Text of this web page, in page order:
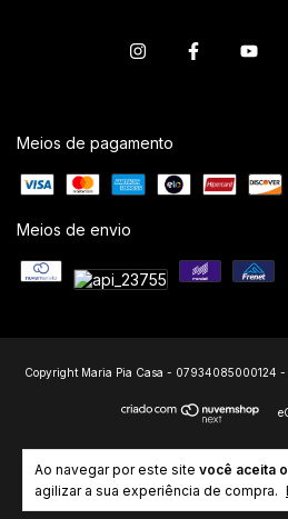
Ao navegar por este site você aceita
agilizar a sua experiência de compra.
Meios de pagamento
Meios de envio
Copyright Maria Pia Casa - 07934085000124 -